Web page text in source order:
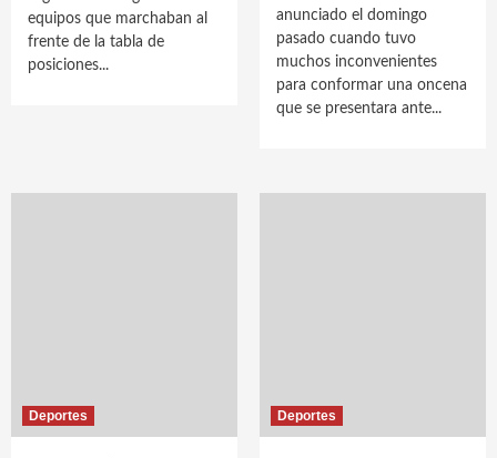
equipos que marchaban al
frente de la tabla de
posiciones...
anunciado el domingo
pasado cuando tuvo
muchos inconvenientes
para conformar una oncena
que se presentara ante...
Deportes Deportes